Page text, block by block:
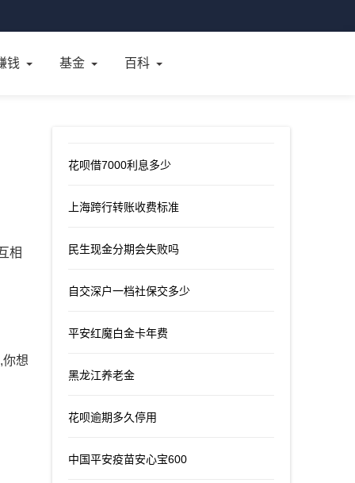
钱 基金 百科
相
想
花呗借7000利息多少
上海跨行转账收费标准
民生现金分期会失败吗
自交深户一档社保交多少
平安红魔白金卡年费
黑龙江养老金
花呗逾期多久停用
中国平安疫苗安心宝600